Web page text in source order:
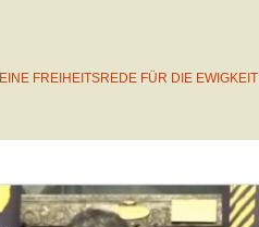
EINE FREIHEITSREDE FÜR DIE EWIGKEIT